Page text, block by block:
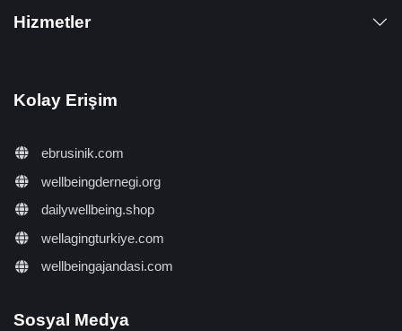
Hizmetler
Kolay Erişim
ebrusinik.com
wellbeingdernegi.org
dailywellbeing.shop
wellagingturkiye.com
wellbeingajandasi.com
Sosyal Medya